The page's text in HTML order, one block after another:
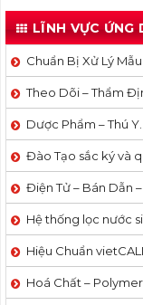
LĨNH VỰC ỨNG
Chuẩn Bị Xử Lý
Theo Dõi – Thẩm
Dược Phẩm – Thú
Đào Tạo sắc ký và
Điện Tử – Bán Dẫn
Hệ thống lọc nước
Hiệu Chuẩn
Hoá Chất –